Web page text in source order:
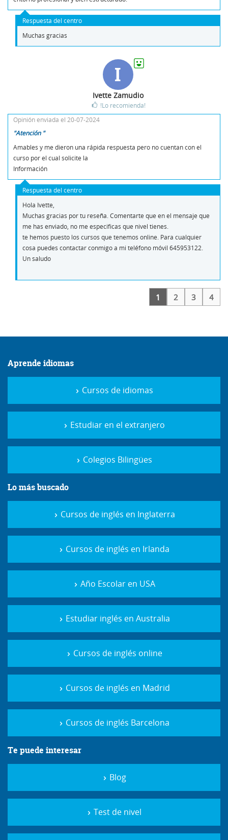
Respuesta del centro
Muchas gracias
I
Ivette Zamudio
!Lo recomienda!
Opinión enviada el 20-07-2024
"Atención "
Amables y me dieron una rápida respuesta pero no cuentan con el
curso por el cual solicite la
Información
Respuesta del centro
Hola Ivette,
Muchas gracias por tu reseña. Comentarte que en el mensaje que
me has enviado, no me especificas que nivel tienes.
te hemos puesto los cursos que tenemos online. Para cualquier
cosa puedes contactar conmigo a mi teléfono móvil 645953122.
Un saludo
1 2 3 4
Aprende idiomas
Cursos de idiomas
Estudiar en el extranjero
Colegios Bilingües
Lo más buscado
Cursos de inglés en Inglaterra
Cursos de inglés en Irlanda
Año Escolar en USA
Estudiar inglés en Australia
Cursos de inglés online
Cursos de inglés en Madrid
Cursos de inglés Barcelona
Te puede interesar
Blog
Test de nivel